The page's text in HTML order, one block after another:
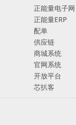
正能量电子网
正能量ERP
配单
供应链
商城系统
官网系统
开放平台
芯扒客